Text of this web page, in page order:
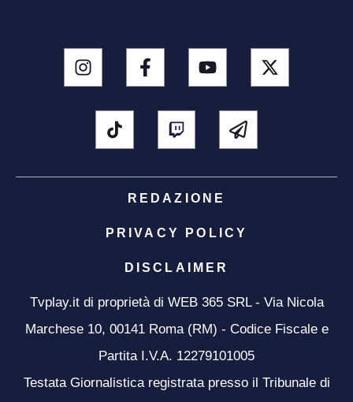
REDAZIONE
PRIVACY POLICY
DISCLAIMER
Tvplay.it di proprietà di WEB 365 SRL - Via Nicola
Marchese 10, 00141 Roma (RM) - Codice Fiscale e
Partita I.V.A. 12279101005
Testata Giornalistica registrata presso il Tribunale di